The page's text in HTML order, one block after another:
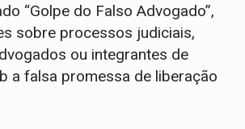
“Golpe do Falso Advogado”,
sobre processos judiciais,
ou integrantes de
a falsa promessa de liberação